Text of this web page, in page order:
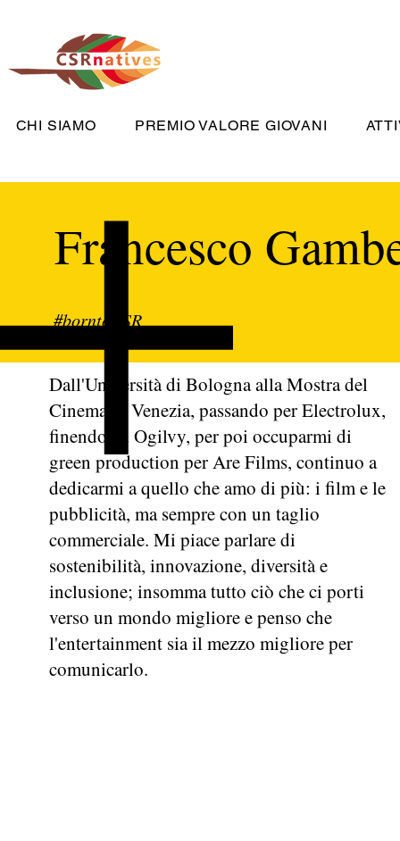
CHI SIAMO PREMIO VALORE GIOVANI
Francesco
#borntoCSR
Dall'Università di Bologna alla Mostra del
Cinema di Venezia, passando per Electrolux,
finendo ad Ogilvy, per poi occuparmi di
green production per Are Films, continuo a
dedicarmi a quello che amo di più: i film e le
pubblicità, ma sempre con un taglio
commerciale. Mi piace parlare di
sostenibilità, innovazione, diversità e
inclusione; insomma tutto ciò che ci porti
verso un mondo migliore e penso che
l'entertainment sia il mezzo migliore per
comunicarlo.